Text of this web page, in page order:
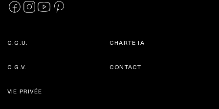
C.G.U.
C.G.V.
CHARTE IA
CONTACT
VIE PRIVÉE